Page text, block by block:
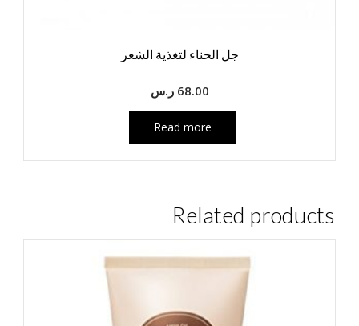
جل الحناء لتغذية الشعر
68.00 ر.س
Read more
Related products